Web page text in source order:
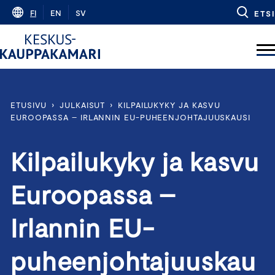
Skip
content
FI EN SV ETSI
ETUSIVU › JULKAISUT ›
KILPAILUKYKY JA KASVU
EUROOPASSA – IRLANNIN EU-PUHEENJOHTAJUUSKAUSI
Kilpailukyky ja kasvu
Euroopassa –
Irlannin EU-
puheenjohtajuuskau